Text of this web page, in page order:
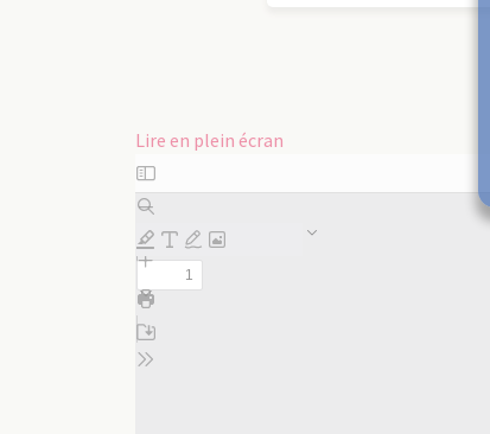
Lire en plein écran
Aller
au
contenu
PDF